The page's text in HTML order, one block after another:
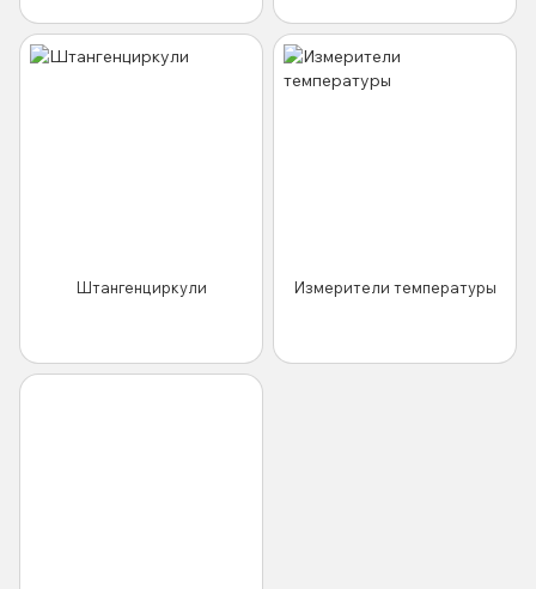
Штангенциркули Измерители температуры